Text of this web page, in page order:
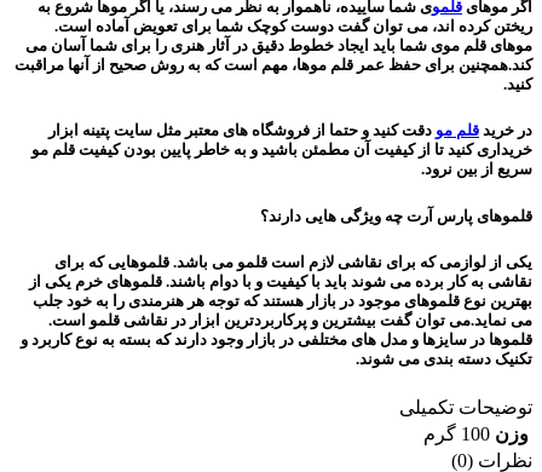
اگر موهای قلموی شما ساییده، ناهموار به نظر می رسند، یا اگر موها شروع به
ریختن کرده اند، می توان گفت دوست کوچک شما برای تعویض آماده است.
موهای قلم موی شما باید ایجاد خطوط دقیق در آثار هنری را برای شما آسان می
کند.همچنین برای حفظ عمر قلم موها، مهم است که به روش صحیح از آنها مراقبت
کنید.
در خرید قلم مو دقت کنید و حتما از فروشگاه های معتبر مثل سایت پتینه ابزار
خریداری کنید تا از کیفیت آن مطمئن باشید و به خاطر پایین بودن کیفیت قلم مو
سریع از بین نرود.
قلموهای پارس آرت چه ویژگی هایی دارند؟
یکی از لوازمی که برای نقاشی لازم است قلمو می باشد. قلموهایی که برای
نقاشی به کار برده می شوند باید با کیفیت و با دوام باشند. قلموهای خرم یکی از
بهترین نوع قلموهای موجود در بازار هستند که توجه هر هنرمندی را به خود جلب
می نماید.می توان گفت بیشترین و پرکاربردترین ابزار در نقاشی قلمو است.
قلموها در سایزها و مدل های مختلفی در بازار وجود دارند که بسته به نوع کاربرد و
تکنیک دسته بندی می شوند.
توضیحات تکمیلی
وزن 100 گرم
نظرات (0)